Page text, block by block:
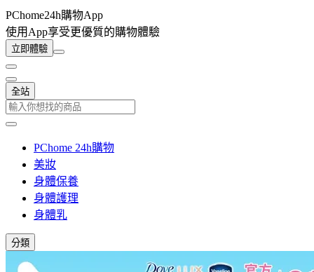
PChome24h購物App
使用App享受更優質的購物體驗
立即體驗
全站
PChome 24h購物
美妝
身體保養
身體護理
身體乳
分類